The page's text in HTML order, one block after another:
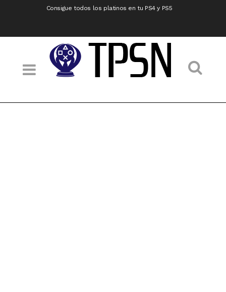
Consigue todos los platinos en tu PS4 y PS5